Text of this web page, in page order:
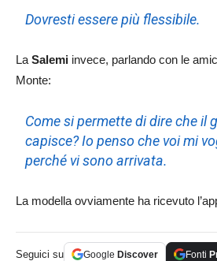
Dovresti essere più flessibile.
La Salemi invece, parlando con le
Monte:
Come si permette di dire che il
capisce? Io penso che voi mi
perché vi sono arrivata.
La modella ovviamente ha ricevuto
Seguici su Google Discover Fonti